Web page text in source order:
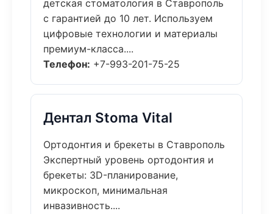
детская стоматология в Ставрополь
с гарантией до 10 лет. Используем
цифровые технологии и материалы
премиум-класса....
Телефон: +7-993-201-75-25
Дентал Stoma Vital
Ортодонтия и брекеты в Ставрополь
Экспертный уровень ортодонтия и
брекеты: 3D-планирование,
микроскоп, минимальная
инвазивность....